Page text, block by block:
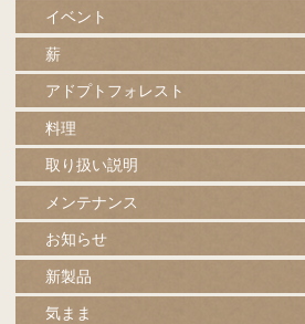
イベント
薪
アドプトフォレスト
料理
取り扱い説明
メンテナンス
お知らせ
新製品
気まま